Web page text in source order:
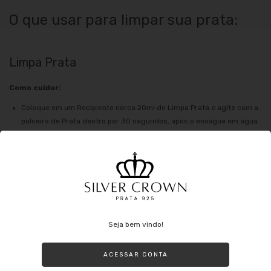
O que usar para limpar sua prata:
Limpa Prata
Como cuidar:
Coloque em um Recipiente cerca 20ml de Limpa Prata e agite com a
pulseira de Prata dentro por 30 segundos, após o enxágue em água
Pasta dental com bicarbonato de sódio
Faça uma mistura do creme dental com o bicarbonato e passe pela
forma irá voltar o brilho da prata.
Seja bem vindo!
ACESSAR CONTA